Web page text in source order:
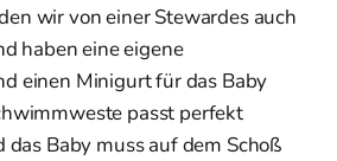
wir von einer Stewardes auch
haben eine eigene
einen Minigurt für das Baby
passt perfekt
das Baby muss auf dem Schoß